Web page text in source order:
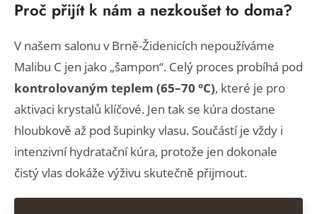
Proč přijít k nám a nezkoušet to doma?
V našem salonu v Brně-Židenicích nepoužíváme
Malibu C jen jako „šampon“. Celý proces probíhá pod
kontrolovaným teplem (65–70 °C), které je pro
aktivaci krystalů klíčové. Jen tak se kúra dostane
hloubkově až pod šupinky vlasu. Součástí je vždy i
intenzivní hydratační kúra, protože jen dokonale
čistý vlas dokáže výživu skutečně přijmout.